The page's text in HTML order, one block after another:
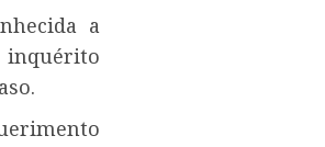
a
inquérito